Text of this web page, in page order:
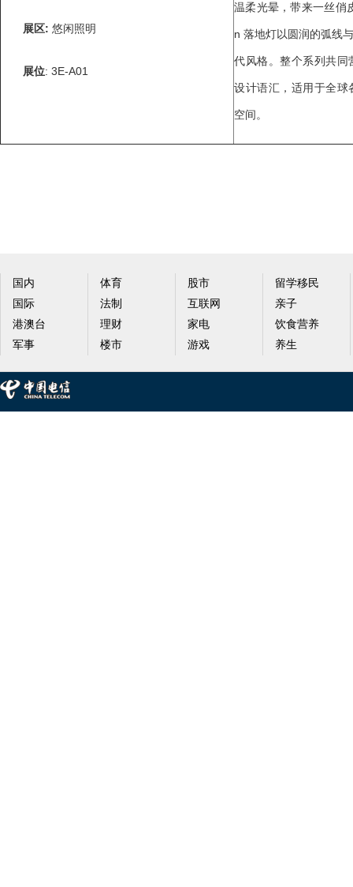
展区: 悠闲照明
展位: 3E-A01
温柔光晕，带来一丝俏
n 落地灯以圆润的弧线
代风格。整个系列共
设计语汇，适用于全
空间。
国内
国际
港澳台
军事
体育
法制
理财
楼市
股市
互联网
家电
游戏
留学移民
亲子
饮食营养
养生